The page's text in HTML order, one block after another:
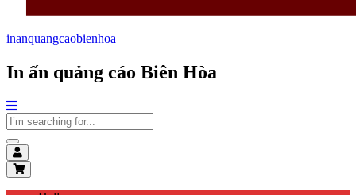
inanquangcaobienhoa
In ấn quảng cáo Biên Hòa